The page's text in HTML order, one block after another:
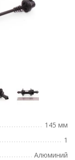
145 мм
1
Алюминий